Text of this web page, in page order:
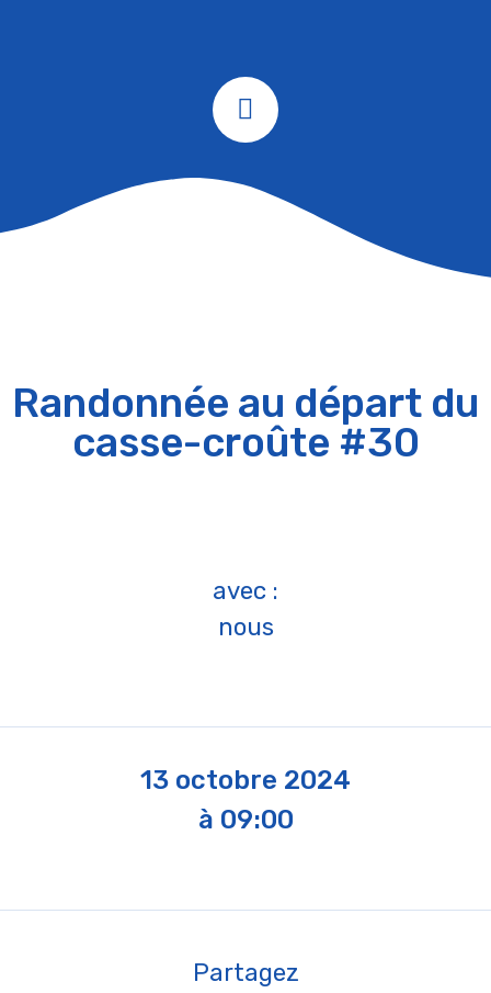
Randonnée au départ du
casse-croûte #30
avec :
nous
13 octobre 2024
à 09:00
Partagez